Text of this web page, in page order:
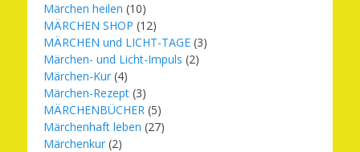
Märchen heilen (10)
MÄRCHEN SHOP (12)
MÄRCHEN und LICHT-TAGE (3)
Märchen- und Licht-Impuls (2)
Märchen-Kur (4)
Märchen-Rezept (3)
MÄRCHENBÜCHER (5)
Märchenhaft leben (27)
Märchenkur (2)